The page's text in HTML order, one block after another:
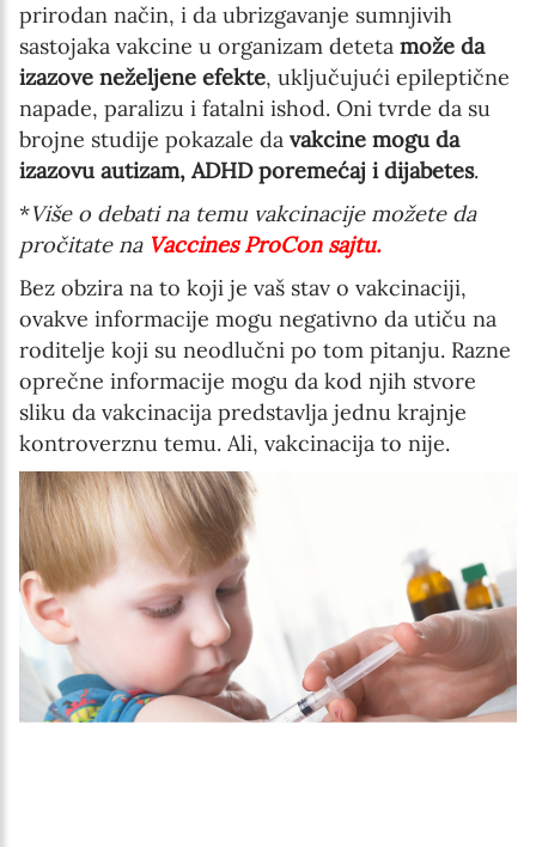
prirodan način, i da ubrizgavanje sumnjivih
sastojaka vakcine u organizam deteta može da
izazove neželjene efekte, uključujući epileptične
napade, paralizu i fatalni ishod. Oni tvrde da su
brojne studije pokazale da vakcine mogu da
izazovu autizam, ADHD poremećaj i dijabetes.
*Više o debati na temu vakcinacije možete da
pročitate na Vaccines ProCon sajtu.
Bez obzira na to koji je vaš stav o vakcinaciji,
ovakve informacije mogu negativno da utiču na
roditelje koji su neodlučni po tom pitanju. Razne
oprečne informacije mogu da kod njih stvore
sliku da vakcinacija predstavlja jednu krajnje
kontroverznu temu. Ali, vakcinacija to nije.